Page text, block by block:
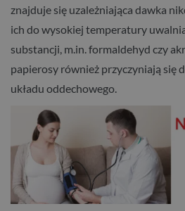
znajduje się uzależniająca dawka
ich do wysokiej temperatury
substancji, m.in. formaldehyd czy
papierosy również przyczyniają się
układu oddechowego.